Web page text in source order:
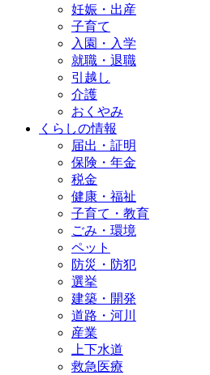
妊娠・出産
子育て
入園・入学
就職・退職
引越し
介護
おくやみ
くらしの情報
届出・証明
保険・年金
税金
健康・福祉
子育て・教育
ごみ・環境
ペット
防災・防犯
選挙
建築・開発
道路・河川
産業
上下水道
救急医療